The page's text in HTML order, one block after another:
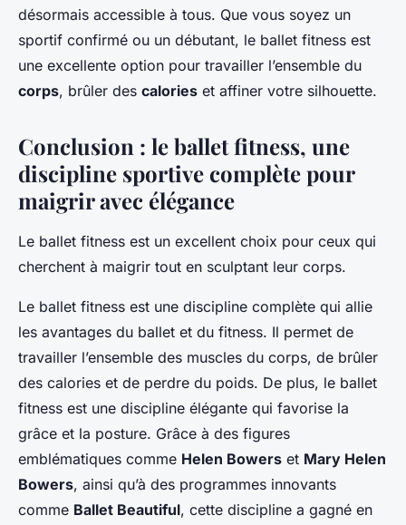
désormais accessible à tous. Que vous soyez un
sportif confirmé ou un débutant, le ballet fitness est
une excellente option pour travailler l’ensemble du
corps, brûler des calories et affiner votre silhouette.
Conclusion : le ballet fitness, une
discipline sportive complète pour
maigrir avec élégance
Le ballet fitness est un excellent choix pour ceux qui
cherchent à maigrir tout en sculptant leur corps.
Le ballet fitness est une discipline complète qui allie
les avantages du ballet et du fitness. Il permet de
travailler l’ensemble des muscles du corps, de brûler
des calories et de perdre du poids. De plus, le ballet
fitness est une discipline élégante qui favorise la
grâce et la posture. Grâce à des figures
emblématiques comme Helen Bowers et Mary Helen
Bowers, ainsi qu’à des programmes innovants
comme Ballet Beautiful, cette discipline a gagné en